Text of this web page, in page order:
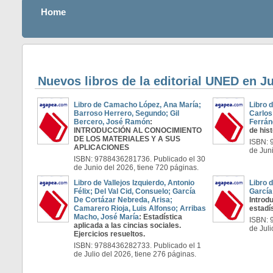
Home
Nuevos libros de la editorial UNED en
Libro de Camacho López, Ana María;
Barroso Herrero, Segundo; Gil
Bercero, José Ramón:
INTRODUCCIÓN AL CONOCIMIENTO
DE LOS MATERIALES Y A SUS
APLICACIONES
ISBN: 9788436281736. Publicado el 30
de Junio del 2026, tiene 720 páginas.
Libro
de
ISBN:
de
Libro de Vallejos Izquierdo, Antonio
Félix; Del Val Cid, Consuelo; García
De Cortázar Nebreda, Arisa;
Camarero Rioja, Luis Alfonso; Arribas
Macho, José María: Estadística
aplicada a las cincias sociales.
Ejercicios resueltos.
ISBN: 9788436282733. Publicado el 1
de Julio del 2026, tiene 276 páginas.
Libro
ISBN:
de